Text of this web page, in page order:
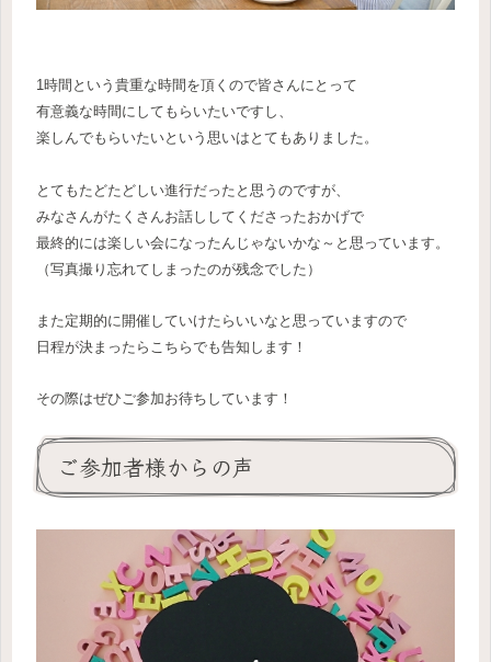
1時間という貴重な時間を頂くので皆さんにとって
有意義な時間にしてもらいたいですし、
楽しんでもらいたいという思いはとてもありました。
とてもたどたどしい進行だったと思うのですが、
みなさんがたくさんお話ししてくださったおかげで
最終的には楽しい会になったんじゃないかな～と思っています。
（写真撮り忘れてしまったのが残念でした）
また定期的に開催していけたらいいなと思っていますので
日程が決まったらこちらでも告知します！
その際はぜひご参加お待ちしています！
ご参加者様からの声